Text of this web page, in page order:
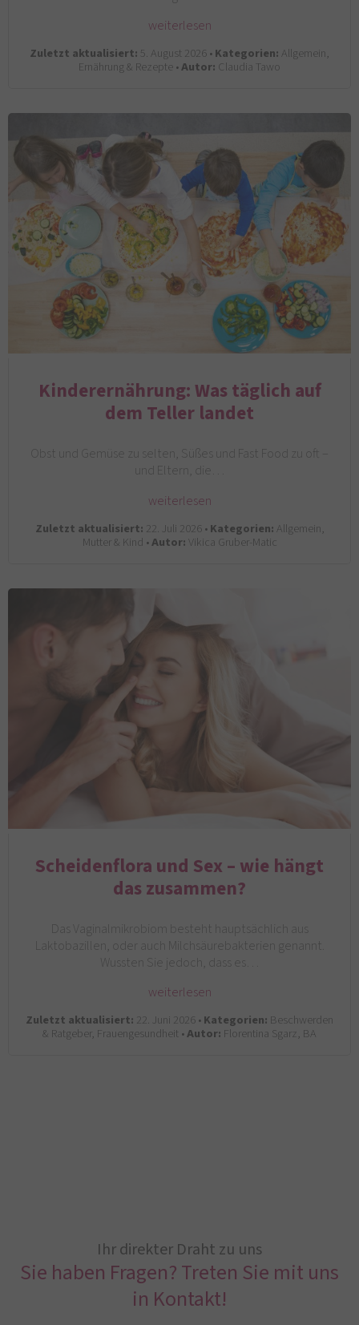
weiterlesen
Zuletzt aktualisiert: 5. August 2026 •Kategorien: Allgemein,
Ernährung & Rezepte •Autor: Claudia Tawo
Kinderernährung: Was täglich auf
dem Teller landet
Obst und Gemüse zu selten, Süßes und Fast Food zu oft –
und Eltern, die…
weiterlesen
Zuletzt aktualisiert: 22. Juli 2026 •Kategorien: Allgemein,
Mutter & Kind •Autor:Vikica Gruber-Matic
Scheidenflora und Sex – wie hängt
das zusammen?
Das Vaginalmikrobiom besteht hauptsächlich aus
Laktobazillen, oder auch Milchsäurebakterien genannt.
Wussten Sie jedoch, dass es…
weiterlesen
Zuletzt aktualisiert: 22. Juni 2026 •Kategorien: Beschwerden
& Ratgeber, Frauengesundheit •Autor: Florentina Sgarz, BA
Ihr direkter Draht zu uns
Sie haben Fragen? Treten Sie mit uns
in Kontakt!